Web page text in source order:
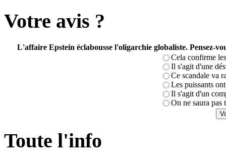
Votre avis ?
L'affaire Epstein éclabousse l'oligarchie globaliste. Pensez-
Cela confirme
Il s'agit d'une
Ce scandale va
Les puissants
Il s'agit d'un
On ne saura pas
Toute l'info